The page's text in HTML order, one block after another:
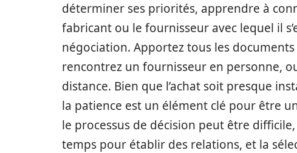
déterminer ses priorités, apprendre à
fabricant ou le fournisseur avec lequel il
négociation. Apportez tous les
rencontrez un fournisseur en personne,
distance. Bien que l’achat soit presque
la patience est un élément clé pour être
le processus de décision peut être
temps pour établir des relations, et la